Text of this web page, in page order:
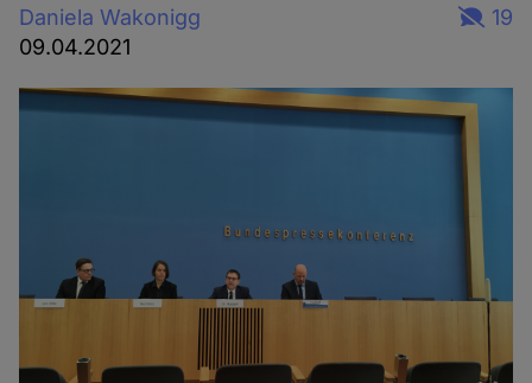
Daniela Wakonigg
09.04.2021
19